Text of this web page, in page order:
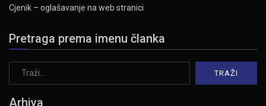
Cjenik – oglašavanje na web stranici
Pretraga prema imenu članka
Arhiva